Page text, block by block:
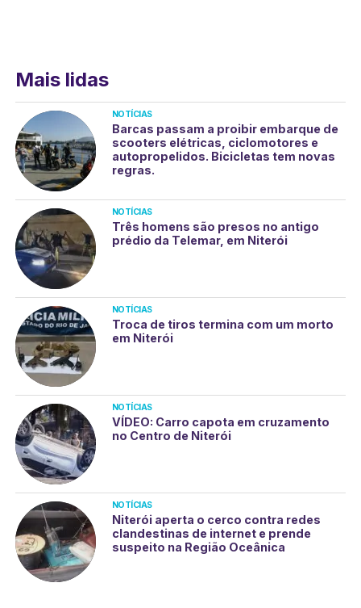
Mais lidas
NOTÍCIAS
Barcas passam a proibir embarque de
scooters elétricas, ciclomotores e
autopropelidos. Bicicletas tem novas
regras.
NOTÍCIAS
Três homens são presos no antigo
prédio da Telemar, em Niterói
NOTÍCIAS
Troca de tiros termina com um morto
em Niterói
NOTÍCIAS
VÍDEO: Carro capota em cruzamento
no Centro de Niterói
NOTÍCIAS
Niterói aperta o cerco contra redes
clandestinas de internet e prende
suspeito na Região Oceânica